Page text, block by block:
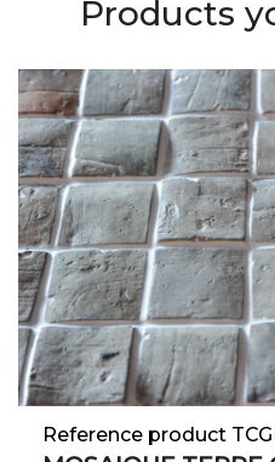
Products
Reference product